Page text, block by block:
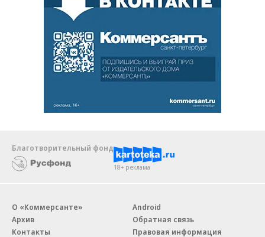
Благотворительный фонд
18+ реклама
О «Коммерсанте»
Архив
Контакты
Android
Обратная связь
Правовая информация